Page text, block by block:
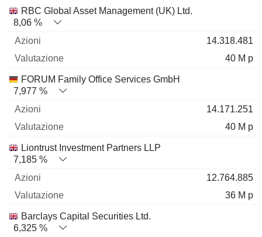
Nome Azioni % Valutazione
RBC Global Asset Management (UK) Ltd.
8,06 %
14.318.481
40 M p
FORUM Family Office Services GmbH
7,977 %
14.171.251
40 M p
Liontrust Investment Partners LLP
7,185 %
12.764.885
36 M p
Barclays Capital Securities Ltd.
6,325 %